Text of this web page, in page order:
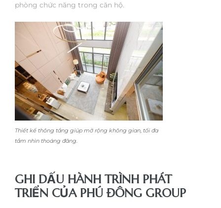
phòng chức năng trong căn hộ.
Thiết kế thông tầng giúp mở rộng không gian, tối đa
tầm nhìn thoáng đãng.
GHI DẤU HÀNH TRÌNH PHÁT
TRIỂN CỦA PHÚ ĐÔNG GROUP